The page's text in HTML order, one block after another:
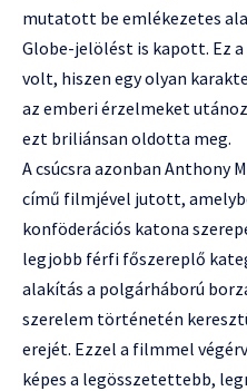
mutatott be emlékezetes
Globe-jelölést is kapott. Ez
volt, hiszen egy olyan
az emberi érzelmeket
ezt briliánsan oldotta meg.
A csúcsra azonban Anthony
című filmjével jutott,
konföderációs katona
legjobb férfi főszereplő
alakítás a polgárháború
szerelem történetén
erejét. Ezzel a filmmel
képes a legösszetettebb,